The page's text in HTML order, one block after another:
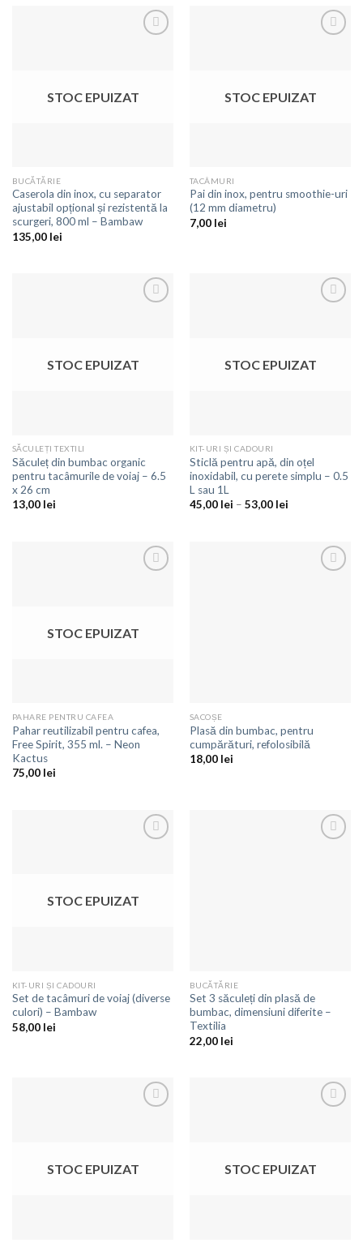
STOC EPUIZAT
BUCĂTĂRIE
Caserola din inox, cu separator
ajustabil opțional și rezistentă la
scurgeri, 800 ml – Bambaw
135,00 lei
STOC EPUIZAT
TACÂMURI
Pai din inox, pentru smoothie-uri
(12 mm diametru)
7,00 lei
STOC EPUIZAT
SĂCULEȚI TEXTILI
Săculeț din bumbac organic
pentru tacâmurile de voiaj – 6.5
x 26 cm
13,00 lei
STOC EPUIZAT
KIT-URI ȘI CADOURI
Sticlă pentru apă, din oțel
inoxidabil, cu perete simplu – 0.5
L sau 1L
45,00 lei – 53,00 lei
STOC EPUIZAT
PAHARE PENTRU CAFEA
Pahar reutilizabil pentru cafea,
Free Spirit, 355 ml. – Neon
Kactus
75,00 lei
SACOȘE
Plasă din bumbac, pentru
cumpărături, refolosibilă
18,00 lei
STOC EPUIZAT
KIT-URI ȘI CADOURI
Set de tacâmuri de voiaj (diverse
culori) – Bambaw
58,00 lei
BUCĂTĂRIE
Set 3 săculeți din plasă de
bumbac, dimensiuni diferite –
Textilia
22,00 lei
STOC EPUIZAT STOC EPUIZAT